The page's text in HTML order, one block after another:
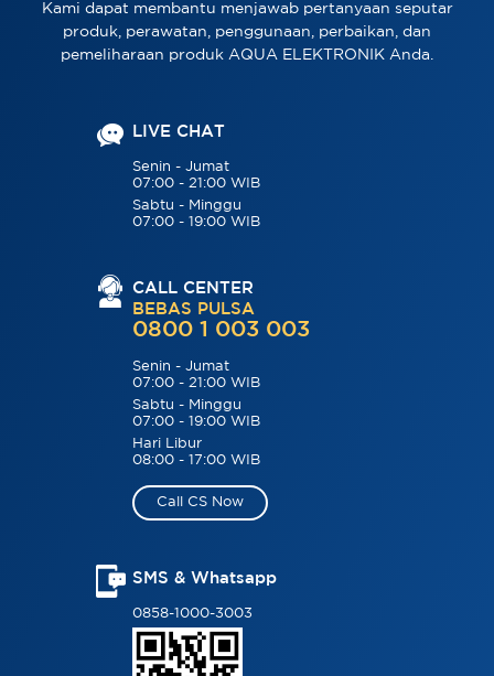
Kami dapat membantu menjawab pertanyaan seputar
produk, perawatan, penggunaan, perbaikan, dan
pemeliharaan produk AQUA ELEKTRONIK Anda.
LIVE CHAT
Senin - Jumat
07:00 - 21:00 WIB
Sabtu - Minggu
07:00 - 19:00 WIB
CALL CENTER
BEBAS PULSA
0800 1 003 003
Senin - Jumat
07:00 - 21:00 WIB
Sabtu - Minggu
07:00 - 19:00 WIB
Hari Libur
08:00 - 17:00 WIB
Call CS Now
SMS & Whatsapp
0858-1000-3003